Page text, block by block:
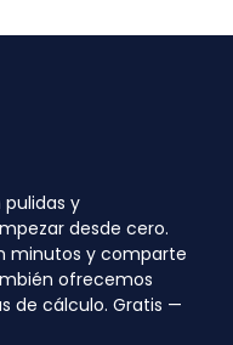
y
desde cero.
minutos y comparte
ofrecemos
de cálculo. Gratis —